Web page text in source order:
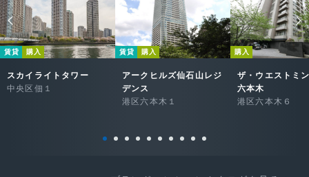
賃貸 購入
スカイライトタワー
中央区佃１
賃貸 購入
アークヒルズ仙石山レジ
デンス
港区六本木１
購入
ザ・ウエストミ
六本木
港区六本木６